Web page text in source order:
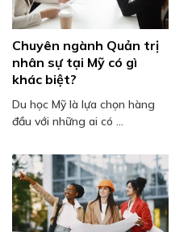
Chuyên ngành Quản trị
nhân sự tại Mỹ có gì
khác biệt?
Du học Mỹ là lựa chọn hàng
đầu với những ai có ...